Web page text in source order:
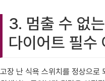
3. 멈출 수 없
다이어트 필수
고장 난 식욕 스위치를 정상으로